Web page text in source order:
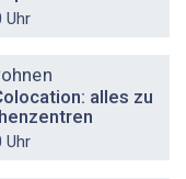
Uhr
alles zu
Uhr